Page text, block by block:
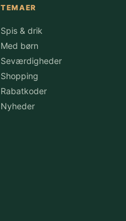
TEMAER
Spis & drik
Med børn
Seværdigheder
Shopping
Rabatkoder
Nyheder